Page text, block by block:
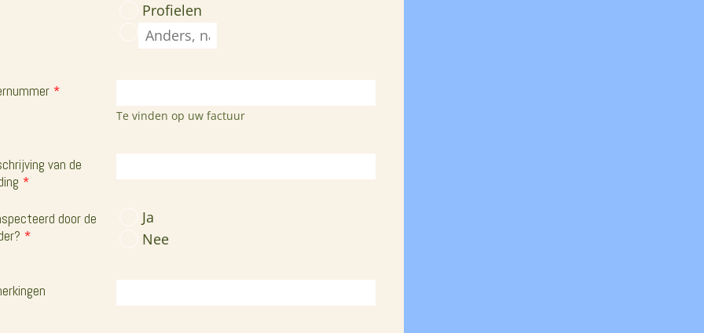
Profielen
*
Te vinden op uw factuur
van de
*
door de
*
Ja
Nee